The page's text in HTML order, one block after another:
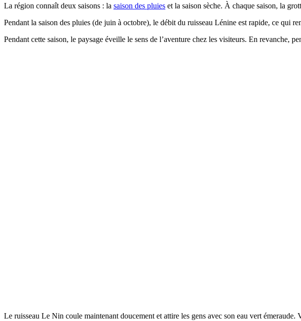
La région connaît deux saisons : la saison des pluies et la saison sèche. À chaque saison, la
Pendant la saison des pluies (de juin à octobre), le débit du ruisseau Lénine est rapide, ce qui
Pendant cette saison, le paysage éveille le sens de l’aventure chez les visiteurs. En revanche,
Le ruisseau Le Nin coule maintenant doucement et attire les gens avec son eau vert